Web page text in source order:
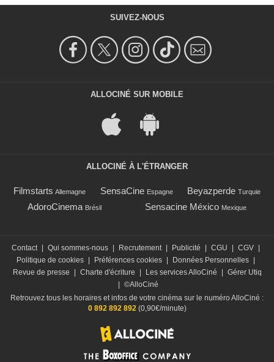
SUIVEZ-NOUS
ALLOCINÉ SUR MOBILE
ALLOCINÉ À L'ÉTRANGER
Filmstarts Allemagne SensaCine Espagne Beyazperde Turquie
AdoroCinema Brésil Sensacine México Mexique
Contact Qui sommes-nous Recrutement Publicité CGU CGV
Politique de cookies
Préférences cookies Données Personnelles
Revue de presse
Charte d'écriture Les services AlloCiné
Gérer Utiq
©AlloCiné
Retrouvez tous les horaires et infos de votre cinéma sur le numéro AlloCiné :
0 892 892 892(0,90€/minute)